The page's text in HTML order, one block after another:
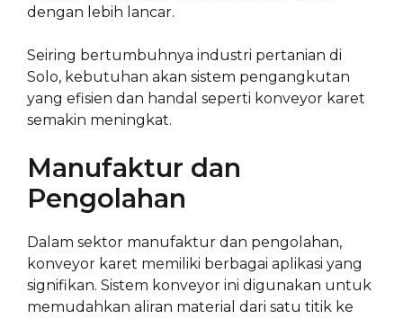
dengan lebih lancar.
Seiring bertumbuhnya industri pertanian di
Solo, kebutuhan akan sistem pengangkutan
yang efisien dan handal seperti konveyor karet
semakin meningkat.
Manufaktur dan
Pengolahan
Dalam sektor manufaktur dan pengolahan,
konveyor karet memiliki berbagai aplikasi yang
signifikan. Sistem konveyor ini digunakan untuk
memudahkan aliran material dari satu titik ke